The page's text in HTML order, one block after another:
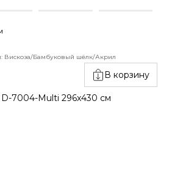
Вискоза/Бамбуковый шёлк/Акрил
В корзину